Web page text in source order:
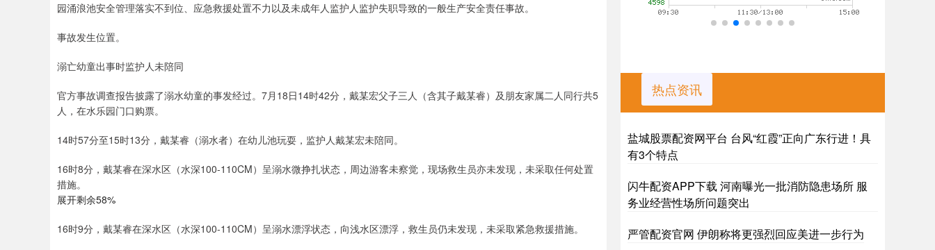
园涌浪池安全管理落实不到位、应急救援处置不力以及未成年人监护人监护失职导致的一般生产安全责任事故。
事故发生位置。
溺亡幼童出事时监护人未陪同
官方事故调查报告披露了溺水幼童的事发经过。7月18日14时42分，戴某宏父子三人（含其子戴某睿）及朋友家属二人同行共5
人，在水乐园门口购票。
14时57分至15时13分，戴某睿（溺水者）在幼儿池玩耍，监护人戴某宏未陪同。
16时8分，戴某睿在深水区（水深100-110CM）呈溺水微挣扎状态，周边游客未察觉，现场救生员亦未发现，未采取任何处置
措施。
展开剩余58%
16时9分，戴某睿在深水区（水深100-110CM）呈溺水漂浮状态，向浅水区漂浮，救生员仍未发现，未采取紧急救援措施。
热点资讯
盐城股票配资网平台 台风“红霞”正向广东行进！具
有3个特点
闪牛配资APP下载 河南曝光一批消防隐患场所 服
务业经营性场所问题突出
严管配资官网 伊朗称将更强烈回应美进一步行为